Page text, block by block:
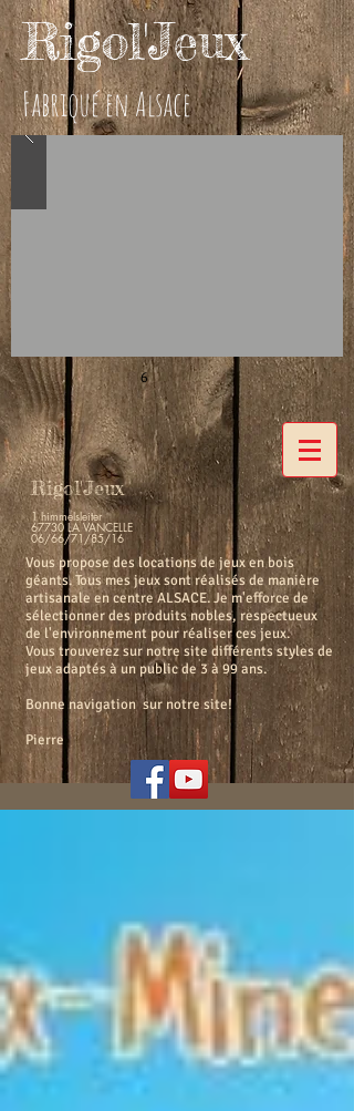
Rigol'Jeux
Fabriqué en Alsace
6
Rigol'Jeux
1 himmelsleiter
67730 LA VANCELLE
06/66/71/85/16
Vous propose des locations de jeux en bois
géants. Tous mes jeux sont réalisés de manière
artisanale en centre ALSACE. Je m'efforce de
sélectionner des produits nobles, respectueux
de l'environnement pour réaliser ces jeux.
Vous trouverez sur notre site différents styles de
jeux adaptés à un public de 3 à 99 ans.
Bonne navigation sur notre site!
Pierre